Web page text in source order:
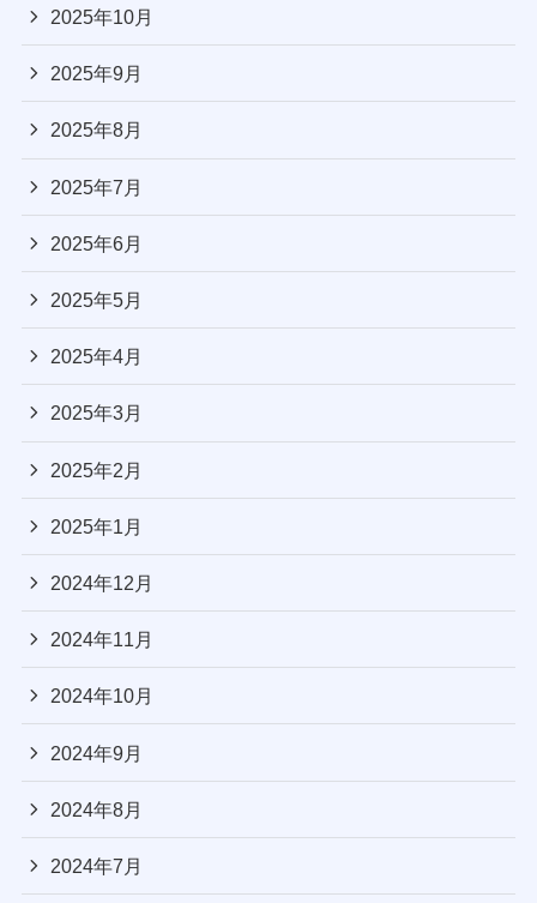
2025年10月
2025年9月
2025年8月
2025年7月
2025年6月
2025年5月
2025年4月
2025年3月
2025年2月
2025年1月
2024年12月
2024年11月
2024年10月
2024年9月
2024年8月
2024年7月